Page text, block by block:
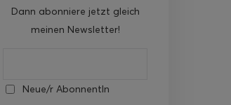
Dann abonniere jetzt gleich
meinen Newsletter!
Neue/r AbonnentIn